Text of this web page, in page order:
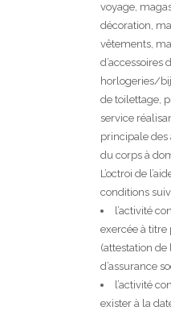
voyage,
décoration,
vêtements,
d’accessoires
horlogeries/
de toilettage,
service
principale des
du corps à
L’octroi de
conditions
l’activité
exercée à
(attestation de
d’assurance
l’activité
exister à la